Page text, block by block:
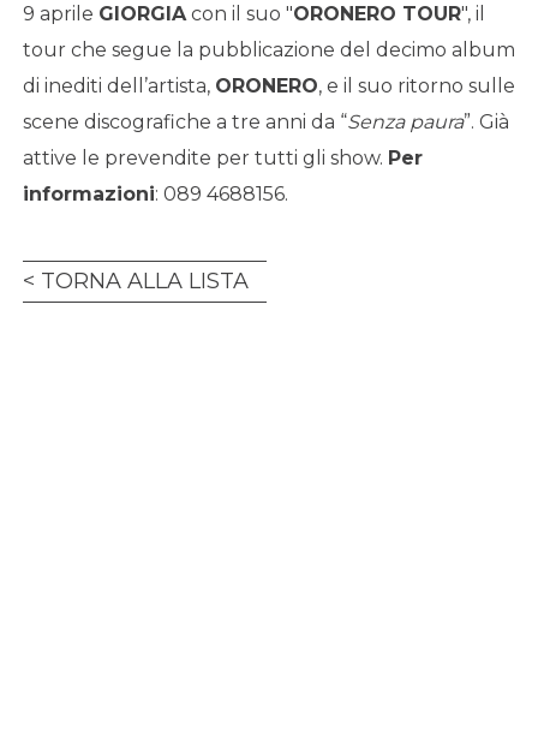
9 aprile GIORGIAcon il suo "ORONERO TOUR", il
tour che segue la pubblicazione del decimo album
di inediti dell’artista, ORONERO, e il suo ritorno sulle
scene discografiche a tre anni da “Senza paura”. Già
attive le prevendite per tutti gli show. Per
informazioni: 089 4688156.
TORNA ALLA LISTA